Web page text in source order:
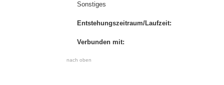
Sonstiges
Entstehungszeitraum/Laufzeit:
Verbunden mit:
nach oben